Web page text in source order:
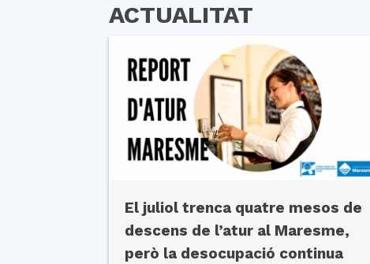
ACTUALITAT
El juliol trenca quatre mesos de
descens de l’atur al Maresme,
però la desocupació continua